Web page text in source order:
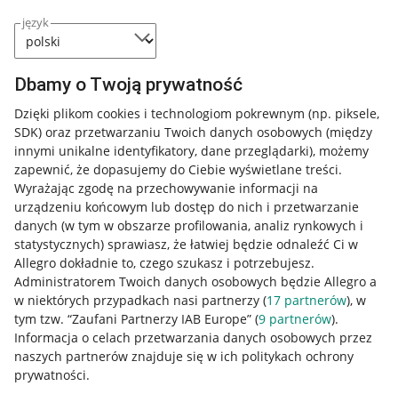
język
Dbamy o Twoją prywatność
Dzięki plikom cookies i technologiom pokrewnym (np. piksele,
SDK) oraz przetwarzaniu Twoich danych osobowych (między
innymi unikalne identyfikatory, dane przeglądarki), możemy
zapewnić, że dopasujemy do Ciebie wyświetlane treści.
Wyrażając zgodę na przechowywanie informacji na
urządzeniu końcowym lub dostęp do nich i przetwarzanie
danych (w tym w obszarze profilowania, analiz rynkowych i
statystycznych) sprawiasz, że łatwiej będzie odnaleźć Ci w
Allegro dokładnie to, czego szukasz i potrzebujesz.
Administratorem Twoich danych osobowych będzie Allegro a
w niektórych przypadkach nasi partnerzy (17 partnerów), w
tym tzw. “Zaufani Partnerzy IAB Europe” (9 partnerów).
Informacja o celach przetwarzania danych osobowych przez
naszych partnerów znajduje się w ich politykach ochrony
prywatności.
Przydatne informacje
Jak to działa